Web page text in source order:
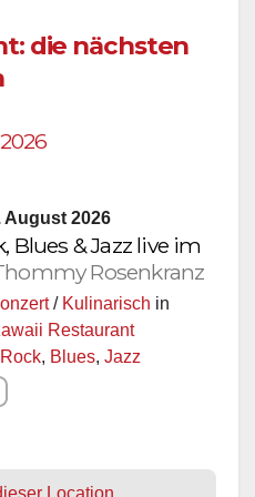
die nächsten
August 2026
Blues & Jazz live im
Rosenkranz
/ Kulinarisch in
Restaurant
Rock, Blues, Jazz